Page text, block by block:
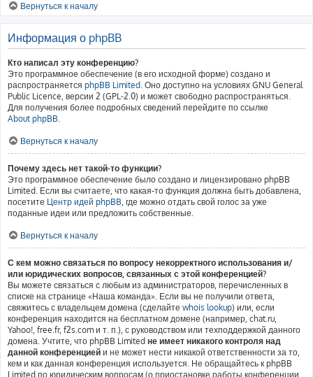
Вернуться к началу
Информация о phpBB
Кто написал эту конференцию?
Это программное обеспечение (в его исходной форме) создано и
распространяется phpBB Limited. Оно доступно на условиях GNU General
Public Licence, версии 2 (GPL-2.0) и может свободно распространяться.
Для получения более подробных сведений перейдите по ссылке
About phpBB.
Вернуться к началу
Почему здесь нет такой-то функции?
Это программное обеспечение было создано и лицензировано phpBB
Limited. Если вы считаете, что какая-то функция должна быть добавлена,
посетите Центр идей phpBB, где можно отдать свой голос за уже
поданные идеи или предложить собственные.
Вернуться к началу
С кем можно связаться по вопросу некорректного использования и/
или юридических вопросов, связанных с этой конференцией?
Вы можете связаться с любым из администраторов, перечисленных в
списке на странице «Наша команда». Если вы не получили ответа,
свяжитесь с владельцем домена (сделайте whois lookup) или, если
конференция находится на бесплатном домене (например, chat.ru,
Yahoo!, free.fr, f2s.com и т. п.), с руководством или техподдержкой данного
домена. Учтите, что phpBB Limited не имеет никакого контроля над
данной конференцией и не может нести никакой ответственности за то,
кем и как данная конференция используется. Не обращайтесь к phpBB
Limited по юридическим вопросам (о приостановке работы конференции,